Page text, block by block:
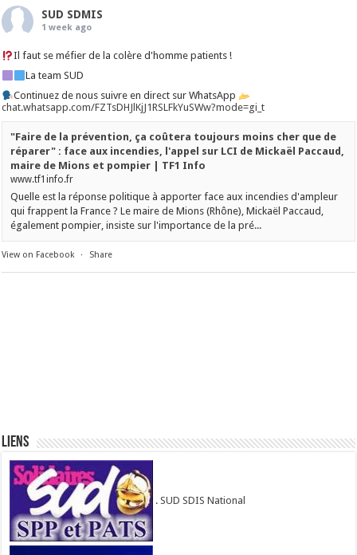
SUD SDMIS
1 week ago
Il faut se méfier de la colère d'homme patients !
La team SUD
Continuez de nous suivre en direct sur WhatsApp
chat.whatsapp.com/FZTsDHJlKjJ1RSLFkYuSWw?mode=gi_t
"Faire de la prévention, ça coûtera toujours moins cher que de
réparer" : face aux incendies, l'appel sur LCI de Mickaël Paccaud,
maire de Mions et pompier | TF1 Info
www.tf1info.fr
Quelle est la réponse politique à apporter face aux incendies d'ampleur
qui frappent la France ? Le maire de Mions (Rhône), Mickaël Paccaud,
également pompier, insiste sur l'importance de la pré...
View on Facebook · Share
Liens
. SUD SDIS National